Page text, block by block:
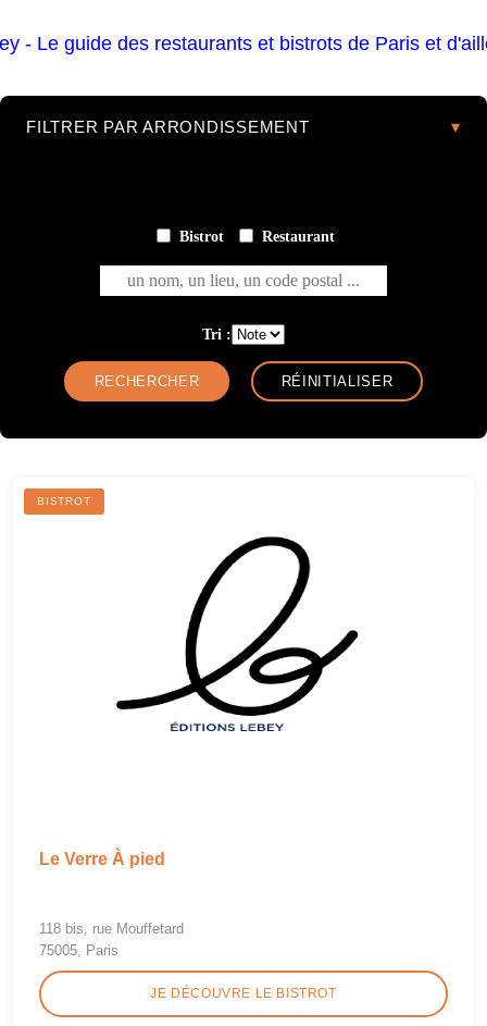
FILTRER PAR ARRONDISSEMENT
Bistrot Restaurant
un nom, un lieu, un code postal ...
Tri :
BISTROT
Le Verre À pied
118 bis, rue Mouffetard
75005, Paris
JE DÉCOUVRE LE BISTROT